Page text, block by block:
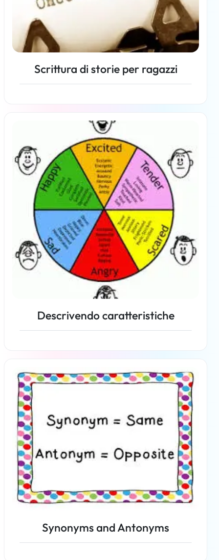
Scrittura di storie per ragazzi
Per saperne di più
Descrivendo caratteristiche
Synonyms and Antonyms